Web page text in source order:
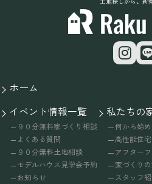
ホーム
イベント情報一覧
９０分無料家づくり相談
よくある質問
９０分無料土地相談
モデルハウス見学会予約
お知らせ
私たちの
何から始
高性能住
アフター
家づくり
スタッフ